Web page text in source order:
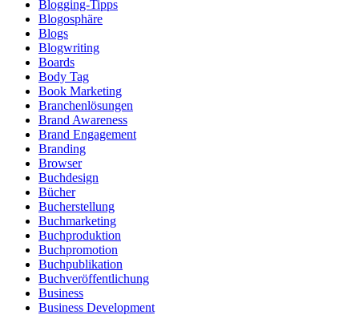
Blogging-Tipps
Blogosphäre
Blogs
Blogwriting
Boards
Body Tag
Book Marketing
Branchenlösungen
Brand Awareness
Brand Engagement
Branding
Browser
Buchdesign
Bücher
Bucherstellung
Buchmarketing
Buchproduktion
Buchpromotion
Buchpublikation
Buchveröffentlichung
Business
Business Development